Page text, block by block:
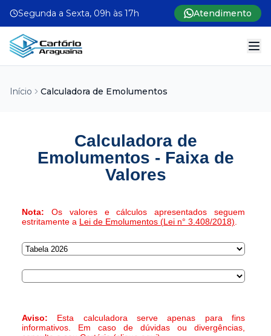
Segunda a Sexta, 09h às 17h Atendimento
Início Calculadora de Emolumentos